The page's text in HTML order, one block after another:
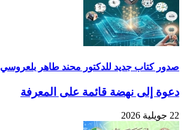
صدور كتاب جديد للدكتور محند طاهر بلعروسي
دعوة إلى نهضة قائمة على المعرفة
22 جويلية 2026